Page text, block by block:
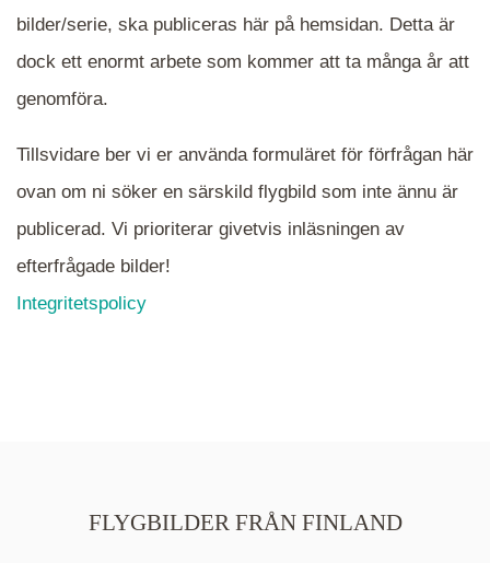
När du ser blåa, röda eller gröna mappar är det
en serie i varje. Dra i kartan för att komma
närmare det område Du söker och klicka på
mappen.
bilder/serie, ska publiceras här på hemsidan. Detta är
dock ett enormt arbete som kommer att ta många år att
genomföra.
Tillsvidare ber vi er använda formuläret för förfrågan här
ovan om ni söker en särskild flygbild som inte ännu är
publicerad. Vi prioriterar givetvis inläsningen av
efterfrågade bilder!
Integritetspolicy
FLYGBILDER FRÅN FINLAND